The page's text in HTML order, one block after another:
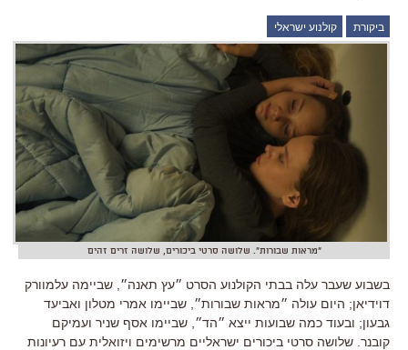
ביקורת קולנוע ישראלי
"מראות שבורות". שלושה סרטי ביכורים, שלושה זרים זהים
בשבוע שעבר עלה בבתי הקולנוע הסרט ״עץ תאנה״ שביימה עלמוורק
דוידיאן; היום עולה ״מראות שבורות״ שביימו אמרי מטלון ואביעד
גבעון; ובעוד כמה שבועות ייצא ״הד״ שביימו אסף שניר ועמיקם
קובנר שלושה סרטי ביכורים ישראליים מרשימים ויזואלית עם רעיונות